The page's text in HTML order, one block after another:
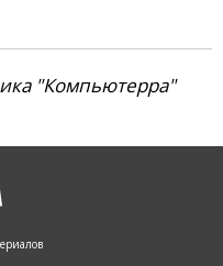
"Компьютерра"